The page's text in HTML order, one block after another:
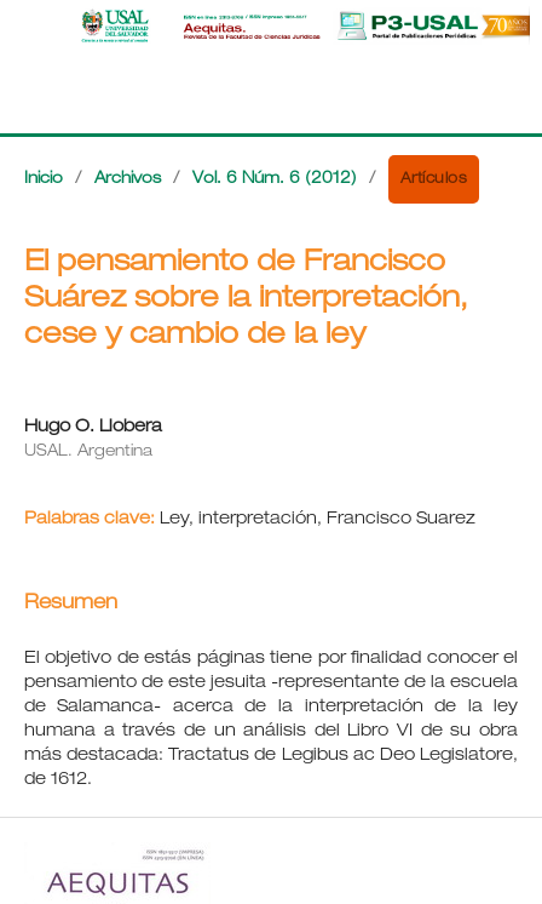
Inicio / Archivos / Vol. 6 Núm. 6 (2012) / Artículos
El pensamiento de Francisco
Suárez sobre la interpretación,
cese y cambio de la ley
Hugo O. Llobera
USAL. Argentina
Palabras clave: Ley, interpretación, Francisco Suarez
Resumen
El objetivo de estás páginas tiene por finalidad conocer el
pensamiento de este jesuita -representante de la escuela
de Salamanca- acerca de la interpretación de la ley
humana a través de un análisis del Libro VI de su obra
más destacada: Tractatus de Legibus ac Deo Legislatore,
de 1612.